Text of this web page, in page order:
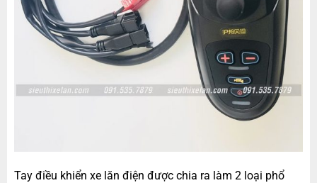
Tay điều khiển xe lăn điện được chia ra làm 2 loại phổ